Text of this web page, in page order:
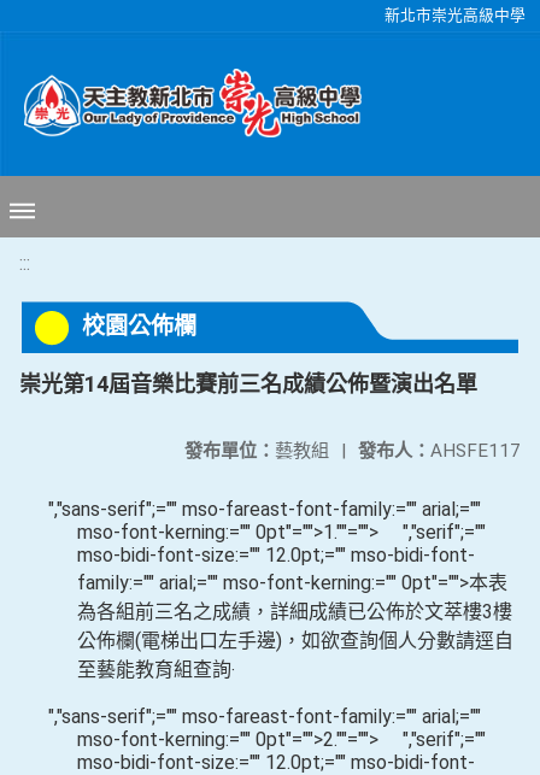
新北市崇光高級中學
:::
校園公佈欄
崇光第14屆音樂比賽前三名成績公佈暨演出名單
發布人： AHSFE117
發布單位： 藝教組 |
","sans-serif";="" mso-fareast-font-family:="" arial;=""
mso-font-kerning:="" 0pt"="">1.""=""> ","serif";=""
mso-bidi-font-size:="" 12.0pt;="" mso-bidi-font-
family:="" arial;="" mso-font-kerning:="" 0pt"="">本表
為各組前三名之成績，詳細成績已公佈於文萃樓3樓
公佈欄(電梯出口左手邊) ，如欲查詢個人分數請逕自
至藝能教育組查詢‧
","sans-serif";="" mso-fareast-font-family:="" arial;=""
mso-font-kerning:="" 0pt"="">2.""=""> ","serif";=""
mso-bidi-font-size:="" 12.0pt;="" mso-bidi-font-